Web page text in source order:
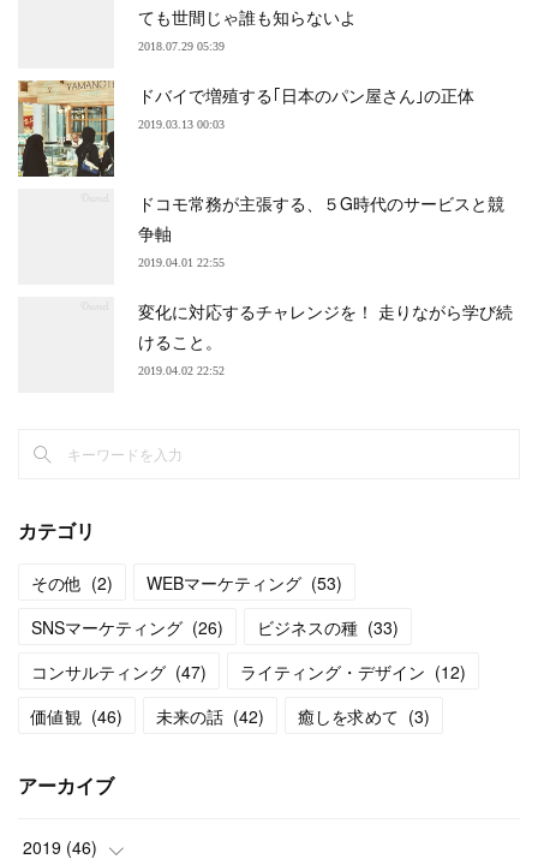
ても世間じゃ誰も知らないよ
2018.07.29 05:39
ドバイで増殖する｢日本のパン屋さん｣の正体
2019.03.13 00:03
ドコモ常務が主張する、５G時代のサービスと競
争軸
2019.04.01 22:55
変化に対応するチャレンジを！ 走りながら学び続
けること。
2019.04.02 22:52
カテゴリ
その他 (2) WEBマーケティング (53)
SNSマーケティング (26) ビジネスの種 (33)
コンサルティング (47) ライティング・デザイン (12)
価値観 (46) 未来の話 (42) 癒しを求めて (3)
アーカイブ
2019 (46)